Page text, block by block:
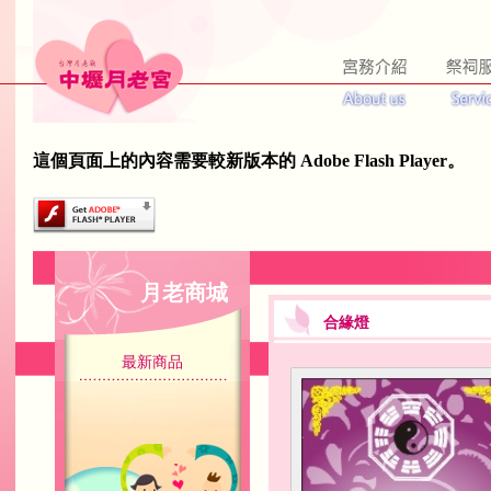
這個頁面上的內容需要較新版本的 Adobe Flash Player。
月老商城
最新商品
合緣燈